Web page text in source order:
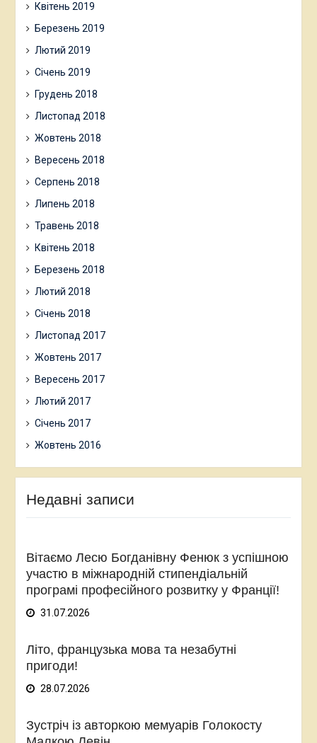
Квітень 2019
Березень 2019
Лютий 2019
Січень 2019
Грудень 2018
Листопад 2018
Жовтень 2018
Вересень 2018
Серпень 2018
Липень 2018
Травень 2018
Квітень 2018
Березень 2018
Лютий 2018
Січень 2018
Листопад 2017
Жовтень 2017
Вересень 2017
Лютий 2017
Січень 2017
Жовтень 2016
Недавні записи
Вітаємо Лесю Богданівну Фенюк з успішною
участю в міжнародній стипендіальній
програмі професійного розвитку у Франції!
31.07.2026
Літо, французька мова та незабутні
пригоди!
28.07.2026
Зустріч із авторкою мемуарів Голокосту